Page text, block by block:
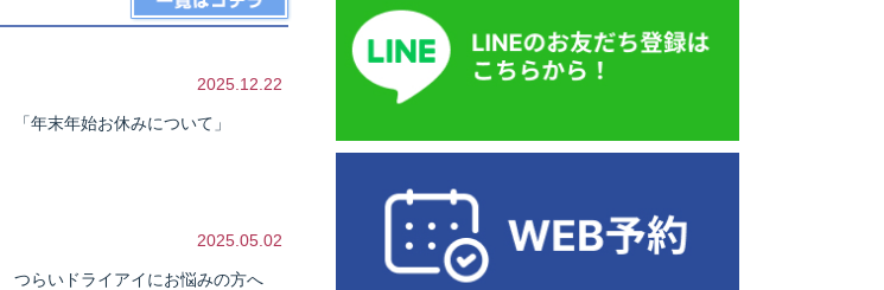
2025.12.22
「年末年始お休みについて」
2025.05.02
つらいドライアイにお悩みの方へ